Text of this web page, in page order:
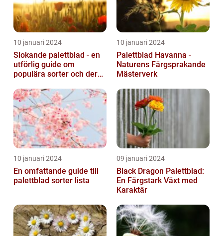
10 januari 2024
Slokande palettblad - en
utförlig guide om
populära sorter och deras
10 januari 2024
Palettblad Havanna -
Naturens Färgsprakande
Mästerverk
10 januari 2024
En omfattande guide till
palettblad sorter lista
09 januari 2024
Black Dragon Palettblad:
En Färgstark Växt med
Karaktär